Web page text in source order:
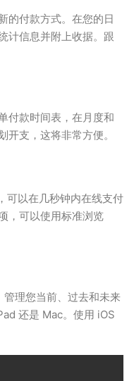
的付款方式。在您的日
计信息并附上收据。跟
付款时间表，在月度和
支，这将非常方便。
可以在几秒钟内在线支付
，可以使用标准浏览
理您当前、过去和未来
还是 Mac。使用 iOS